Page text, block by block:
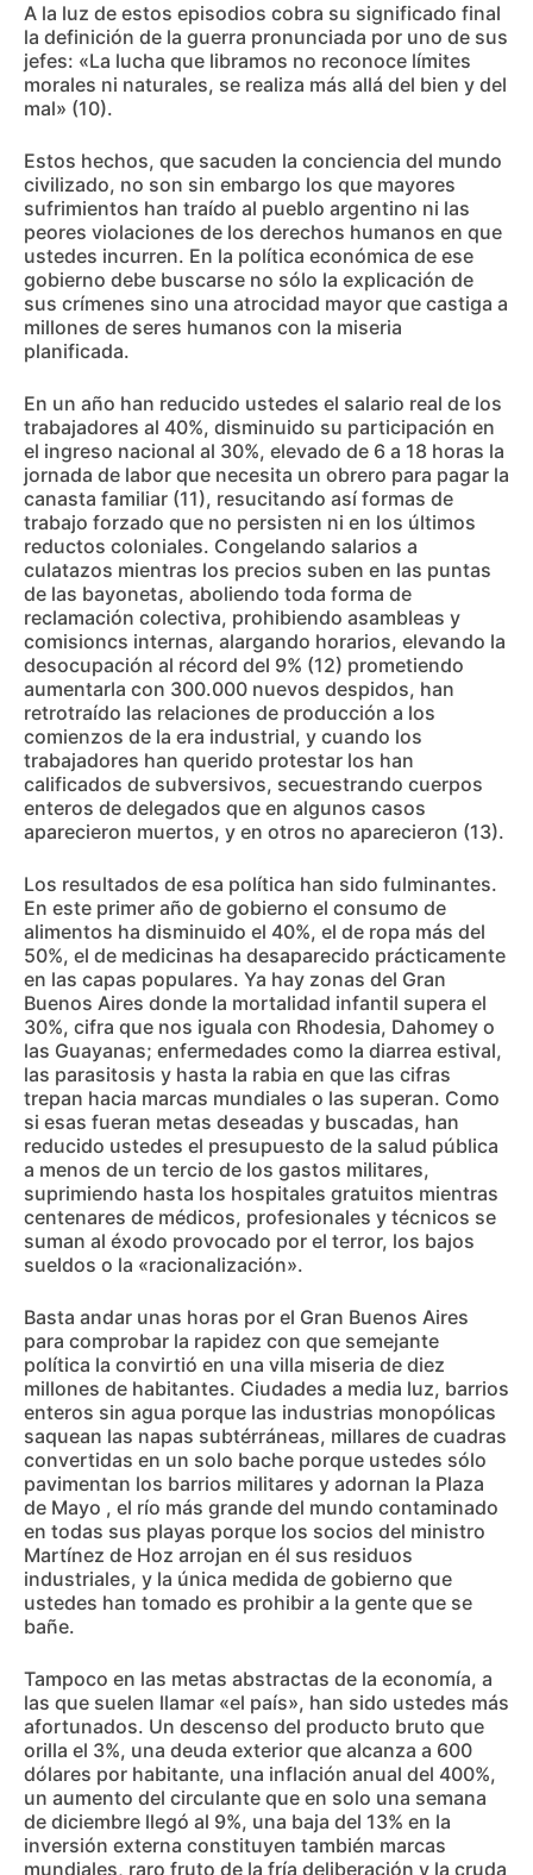
A la luz de estos episodios cobra su significado final
la definición de la guerra pronunciada por uno de sus
jefes: «La lucha que libramos no reconoce límites
morales ni naturales, se realiza más allá del bien y del
mal» (10).
Estos hechos, que sacuden la conciencia del mundo
civilizado, no son sin embargo los que mayores
sufrimientos han traído al pueblo argentino ni las
peores violaciones de los derechos humanos en que
ustedes incurren. En la política económica de ese
gobierno debe buscarse no sólo la explicación de
sus crímenes sino una atrocidad mayor que castiga a
millones de seres humanos con la miseria
planificada.
En un año han reducido ustedes el salario real de los
trabajadores al 40%, disminuido su participación en
el ingreso nacional al 30%, elevado de 6 a 18 horas la
jornada de labor que necesita un obrero para pagar la
canasta familiar (11), resucitando así formas de
trabajo forzado que no persisten ni en los últimos
reductos coloniales. Congelando salarios a
culatazos mientras los precios suben en las puntas
de las bayonetas, aboliendo toda forma de
reclamación colectiva, prohibiendo asambleas y
comisioncs internas, alargando horarios, elevando la
desocupación al récord del 9% (12) prometiendo
aumentarla con 300.000 nuevos despidos, han
retrotraído las relaciones de producción a los
comienzos de la era industrial, y cuando los
trabajadores han querido protestar los han
calificados de subversivos, secuestrando cuerpos
enteros de delegados que en algunos casos
aparecieron muertos, y en otros no aparecieron (13).
Los resultados de esa política han sido fulminantes.
En este primer año de gobierno el consumo de
alimentos ha disminuido el 40%, el de ropa más del
50%, el de medicinas ha desaparecido prácticamente
en las capas populares. Ya hay zonas del Gran
Buenos Aires donde la mortalidad infantil supera el
30%, cifra que nos iguala con Rhodesia, Dahomey o
las Guayanas; enfermedades como la diarrea estival,
las parasitosis y hasta la rabia en que las cifras
trepan hacia marcas mundiales o las superan. Como
si esas fueran metas deseadas y buscadas, han
reducido ustedes el presupuesto de la salud pública
a menos de un tercio de los gastos militares,
suprimiendo hasta los hospitales gratuitos mientras
centenares de médicos, profesionales y técnicos se
suman al éxodo provocado por el terror, los bajos
sueldos o la «racionalización».
Basta andar unas horas por el Gran Buenos Aires
para comprobar la rapidez con que semejante
política la convirtió en una villa miseria de diez
millones de habitantes. Ciudades a media luz, barrios
enteros sin agua porque las industrias monopólicas
saquean las napas subtérráneas, millares de cuadras
convertidas en un solo bache porque ustedes sólo
pavimentan los barrios militares y adornan la Plaza
de Mayo , el río más grande del mundo contaminado
en todas sus playas porque los socios del ministro
Martínez de Hoz arrojan en él sus residuos
industriales, y la única medida de gobierno que
ustedes han tomado es prohibir a la gente que se
bañe.
Tampoco en las metas abstractas de la economía, a
las que suelen llamar «el país», han sido ustedes más
afortunados. Un descenso del producto bruto que
orilla el 3%, una deuda exterior que alcanza a 600
dólares por habitante, una inflación anual del 400%,
un aumento del circulante que en solo una semana
de diciembre llegó al 9%, una baja del 13% en la
inversión externa constituyen también marcas
mundiales, raro fruto de la fría deliberación y la cruda